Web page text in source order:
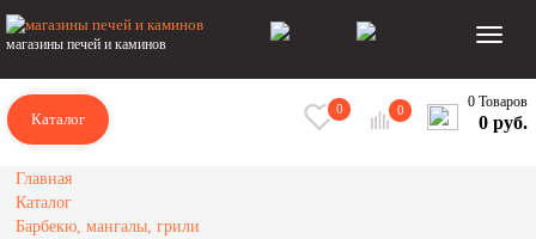
магазины печей и каминов
Каталог
0 0 0 Товаров
0 руб.
Главная
Каталог
Барбекю, мангалы, грили